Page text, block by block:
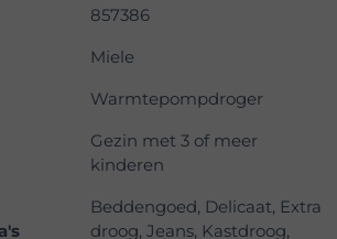
857386
Miele
Warmtepompdroger
Gezin met 3 of meer
kinderen
Beddengoed, Delicaat, Extra
droog, Jeans, Kastdroog,